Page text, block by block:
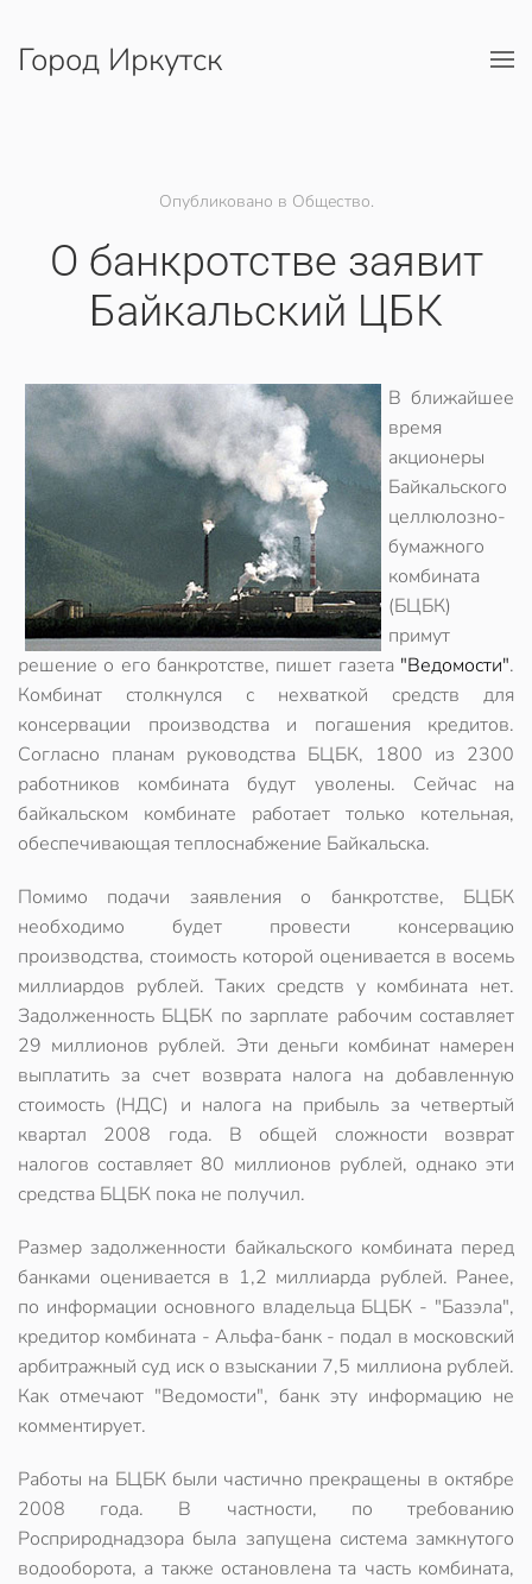
Перейти к содержимому
Город Иркутск
Опубликовано в Общество.
О банкротстве заявит
Байкальский ЦБК
В ближайшее
время
акционеры
Байкальского
целлюлозно-
бумажного
комбината
(БЦБК)
примут
решение о его банкротстве, пишет газета "Ведомости".
Комбинат столкнулся с нехваткой средств для
консервации производства и погашения кредитов.
Согласно планам руководства БЦБК, 1800 из 2300
работников комбината будут уволены. Сейчас на
байкальском комбинате работает только котельная,
обеспечивающая теплоснабжение Байкальска.
Помимо подачи заявления о банкротстве, БЦБК
необходимо будет провести консервацию
производства, стоимость которой оценивается в восемь
миллиардов рублей. Таких средств у комбината нет.
Задолженность БЦБК по зарплате рабочим составляет
29 миллионов рублей. Эти деньги комбинат намерен
выплатить за счет возврата налога на добавленную
стоимость (НДС) и налога на прибыль за четвертый
квартал 2008 года. В общей сложности возврат
налогов составляет 80 миллионов рублей, однако эти
средства БЦБК пока не получил.
Размер задолженности байкальского комбината перед
банками оценивается в 1,2 миллиарда рублей. Ранее,
по информации основного владельца БЦБК - "Базэла",
кредитор комбината - Альфа-банк - подал в московский
арбитражный суд иск о взыскании 7,5 миллиона рублей.
Как отмечают "Ведомости", банк эту информацию не
комментирует.
Работы на БЦБК были частично прекращены в октябре
2008 года. В частности, по требованию
Росприроднадзора была запущена система замкнутого
водооборота, а также остановлена та часть комбината,